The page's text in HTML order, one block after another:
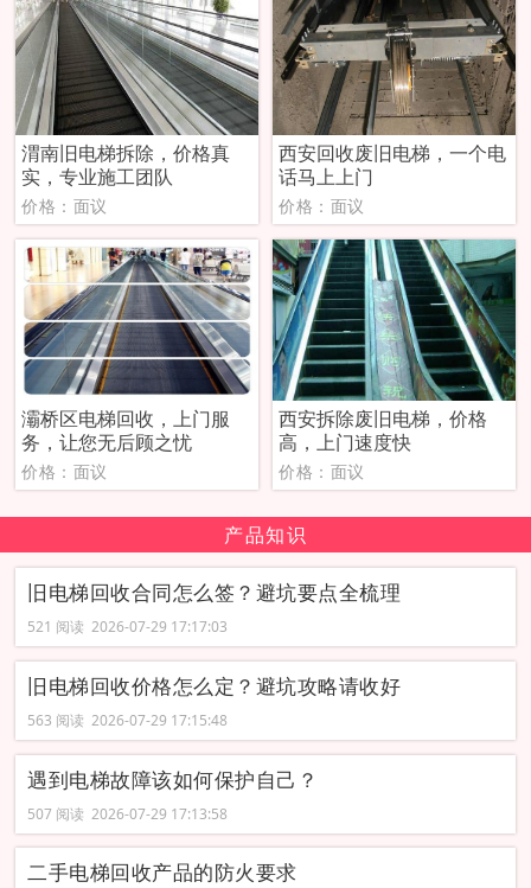
渭南旧电梯拆除，价格真
实，专业施工团队
价格：面议
西安回收废旧电梯，一个电
话马上上门
价格：面议
灞桥区电梯回收，上门服
务，让您无后顾之忧
价格：面议
西安拆除废旧电梯，价格
高，上门速度快
价格：面议
产品知识
旧电梯回收合同怎么签？避坑要点全梳理
521 阅读 2026-07-29 17:17:03
旧电梯回收价格怎么定？避坑攻略请收好
563 阅读 2026-07-29 17:15:48
遇到电梯故障该如何保护自己？
507 阅读 2026-07-29 17:13:58
二手电梯回收产品的防火要求